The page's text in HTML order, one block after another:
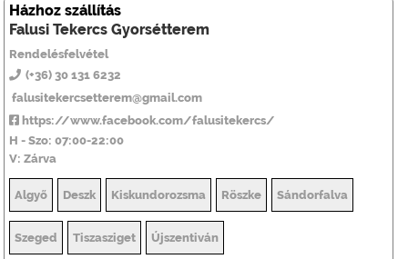
Házhoz szállítás
Falusi Tekercs Gyorsétterem
Rendelésfelvétel
(+36) 30 131 6232
falusitekercsetterem@gmail.com
https://www.facebook.com/falusitekercs/
H - Szo: 07:00-22:00
V: Zárva
Algyő Deszk Kiskundorozsma Röszke Sándorfalva
Szeged Tiszasziget Újszentiván